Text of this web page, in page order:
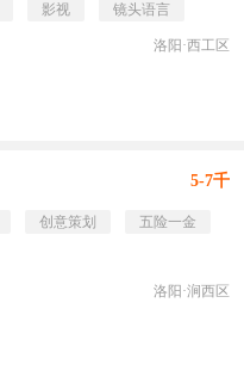
影视 镜头语言
洛阳·西工区
5-7千
创意策划
五险一金
洛阳·涧西区